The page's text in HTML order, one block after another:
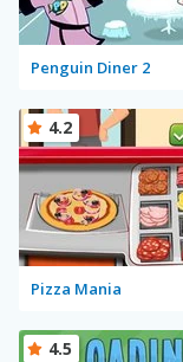
Penguin Diner 2
Pizza Mania
4.2
4.5